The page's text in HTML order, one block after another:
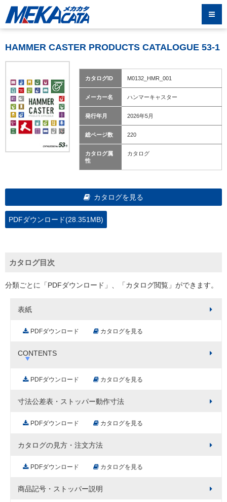
HAMMER CASTER PRODUCTS CATALOGUE 53-1
カタログID M0132_HMR_001
メーカー名 ハンマーキャスター
発行年月 2026年5月
総ページ数 220
カタログ属
性
カタログ
カタログを見る
PDFダウンロード(28.351MB)
カタログ目次
分類ごとに「PDFダウンロード」、「カタログ閲覧」ができます。
表紙
PDFダウンロード カタログを見る
CONTENTS
PDFダウンロード カタログを見る
寸法公差表・ストッパー動作寸法
PDFダウンロード カタログを見る
カタログの見方・注文方法
PDFダウンロード カタログを見る
商品記号・ストッパー説明